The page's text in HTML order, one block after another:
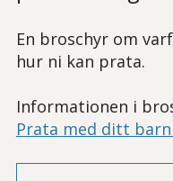
En broschyr om
hur ni kan prata.
Informationen i
Prata med ditt